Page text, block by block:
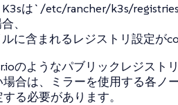
は`/etc/rancher/k3s/
、
に含まれるレジストリ設定が
のようなパブリックレジスト
場合は、ミラーを使用する各ノ
る必要があります。